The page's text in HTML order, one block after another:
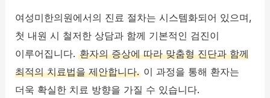
여성미한의원에서의 진료 절차는 시스템화되어 있으며,
첫 내원 시 철저한 상담과 함께 기본적인 검진이
이루어집니다.환자의 증상에 따라 맞춤형 진단과 함께
최적의 치료법을 제안합니다. 이 과정을 통해 환자는
더욱 확실한 치료 방향을 가질 수 있습니다.